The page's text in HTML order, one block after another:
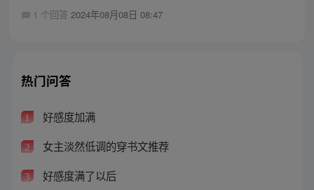
1 个回答 2024年08月08日 08:47
热门问答
1 好感度加满
2 女主淡然低调的穿书文推荐
3 好感度满了以后